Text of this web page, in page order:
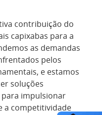
contribuição do
capixabas para a
as demandas
pelos
e estamos
soluções
impulsionar
a competitividade